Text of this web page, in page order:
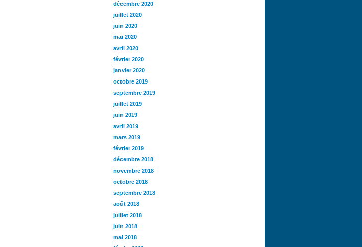
décembre 2020
juillet 2020
juin 2020
mai 2020
avril 2020
février 2020
janvier 2020
octobre 2019
septembre 2019
juillet 2019
juin 2019
avril 2019
mars 2019
février 2019
décembre 2018
novembre 2018
octobre 2018
septembre 2018
août 2018
juillet 2018
juin 2018
mai 2018